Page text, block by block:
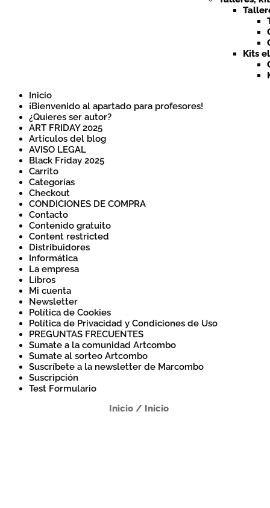
Kits
Inicio
¡Bienvenido al apartado para profesores!
¿Quieres ser autor?
ART FRIDAY 2025
Artículos del blog
AVISO LEGAL
Black Friday 2025
Carrito
Categorías
Checkout
CONDICIONES DE COMPRA
Contacto
Contenido gratuito
Content restricted
Distribuidores
Informática
La empresa
Libros
Mi cuenta
Newsletter
Política de Cookies
Política de Privacidad y Condiciones de Uso
PREGUNTAS FRECUENTES
Sumate a la comunidad Artcombo
Sumate al sorteo Artcombo
Suscríbete a la newsletter de Marcombo
Suscripción
Test Formulario
Inicio/ Inicio